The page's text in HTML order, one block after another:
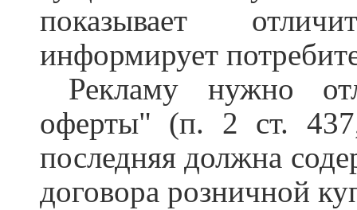
показывает
информирует
Рекламу нужно
оферты" (п. 2 ст.
последняя должна
договора розничной